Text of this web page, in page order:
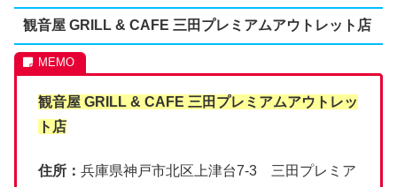
観音屋 GRILL & CAFE 三田プレミアムアウトレット店
観音屋 GRILL & CAFE 三田プレミアムアウトレッ
ト店
住所： 兵庫県神戸市北区上津台7-3 三田プレミア